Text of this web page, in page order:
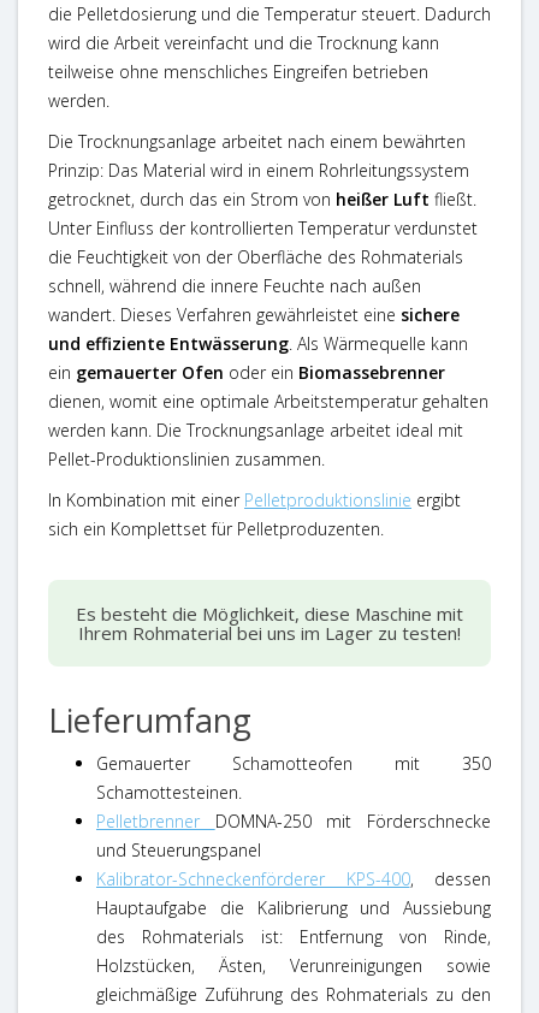
die Pelletdosierung und die Temperatur steuert. Dadurch
wird die Arbeit vereinfacht und die Trocknung kann
teilweise ohne menschliches Eingreifen betrieben
werden.
Die Trocknungsanlage arbeitet nach einem bewährten
Prinzip: Das Material wird in einem Rohrleitungssystem
getrocknet, durch das ein Strom von heißer Luft fließt.
Unter Einfluss der kontrollierten Temperatur verdunstet
die Feuchtigkeit von der Oberfläche des Rohmaterials
schnell, während die innere Feuchte nach außen
wandert. Dieses Verfahren gewährleistet eine sichere
und effiziente Entwässerung . Als Wärmequelle kann
ein gemauerter Ofen oder ein Biomassebrenner
dienen, womit eine optimale Arbeitstemperatur gehalten
werden kann. Die Trocknungsanlage arbeitet ideal mit
Pellet-Produktionslinien zusammen.
In Kombination mit einer Pelletproduktionslinie ergibt
sich ein Komplettset für Pelletproduzenten.
Es besteht die Möglichkeit, diese Maschine mit
Ihrem Rohmaterial bei uns im Lager zu testen!
Lieferumfang
Gemauerter Schamotteofen mit 350
Schamottesteinen.
Pelletbrenner DOMNA-250 mit Förderschnecke
und Steuerungspanel
Kalibrator-Schneckenförderer KPS-400, dessen
Hauptaufgabe die Kalibrierung und Aussiebung
des Rohmaterials ist: Entfernung von Rinde,
Holzstücken, Ästen, Verunreinigungen sowie
gleichmäßige Zuführung des Rohmaterials zu den